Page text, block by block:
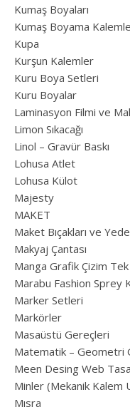
Kumaş Boyaları
Kumaş Boyama
Kupa
Kurşun Kalemler
Kuru Boya Setleri
Kuru Boyalar
Laminasyon Filmi ve
Limon Sıkacağı
Linol – Gravür Baskı
Lohusa Atlet
Lohusa Külot
Majesty
MAKET
Maket Bıçakları ve
Makyaj Çantası
Manga Grafik Çizim
Marabu Fashion Sprey
Marker Setleri
Markörler
Masaüstü Gereçleri
Matematik – Geometri
Meen Desing Web
Minler (Mekanik Kalem
Mısra